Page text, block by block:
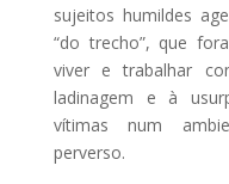
sujeitos humildes
“do trecho”, que
viver e trabalhar
ladinagem e à
vítimas num
perverso.